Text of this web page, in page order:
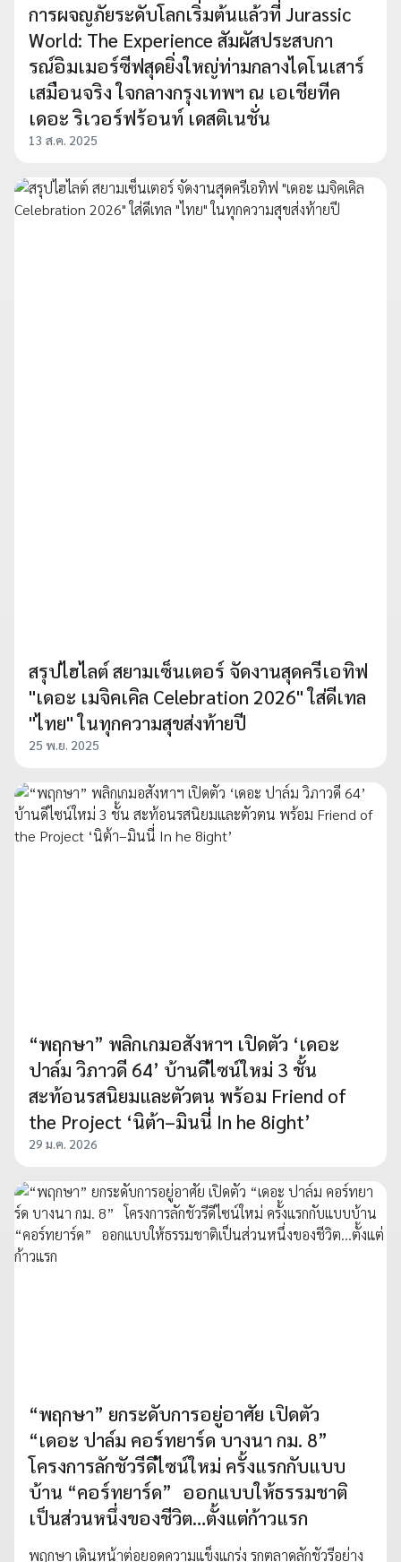
การผจญภัยระดับโลกเริ่มต้นแล้วที่ Jurassic
World: The Experience สัมผัสประสบกา
รณ์อิมเมอร์ซีฟสุดยิ่งใหญ่ท่ามกลางไดโนเสาร์
เสมือนจริง ใจกลางกรุงเทพฯ ณ เอเชียทีค
เดอะ ริเวอร์ฟร้อนท์ เดสติเนชั่น
13 ส.ค. 2025
สรุปไฮไลต์ สยามเซ็นเตอร์ จัดงานสุดครีเอทิฟ
"เดอะ เมจิคเคิล Celebration 2026" ใส่ดีเทล
"ไทย" ในทุกความสุขส่งท้ายปี
25 พ.ย. 2025
“พฤกษา” พลิกเกมอสังหาฯ เปิดตัว ‘เดอะ
ปาล์ม วิภาวดี 64’ บ้านดีไซน์ใหม่ 3 ชั้น
สะท้อนรสนิยมและตัวตน พร้อม Friend of
the Project ‘นิต้า–มินนี่ In he 8ight’
29 ม.ค. 2026
“พฤกษา” ยกระดับการอยู่อาศัย เปิดตัว
“เดอะ ปาล์ม คอร์ทยาร์ด บางนา กม. 8”
โครงการลักชัวรีดีไซน์ใหม่ ครั้งแรกกับแบบ
บ้าน “คอร์ทยาร์ด” ออกแบบให้ธรรมชาติ
เป็นส่วนหนึ่งของชีวิต…ตั้งแต่ก้าวแรก
พฤกษา เดินหน้าต่อยอดความแข็งแกร่ง รุกตลาดลักชัวรีอย่าง